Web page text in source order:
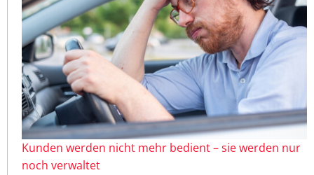
Kunden werden nicht mehr bedient – sie werden nur
noch verwaltet